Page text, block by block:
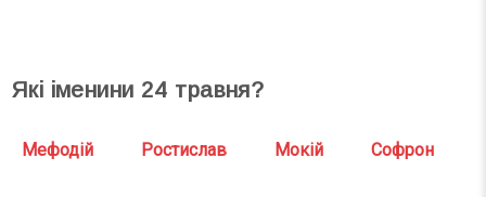
Які іменини 24 травня?
Мефодій Ростислав Мокій Софрон